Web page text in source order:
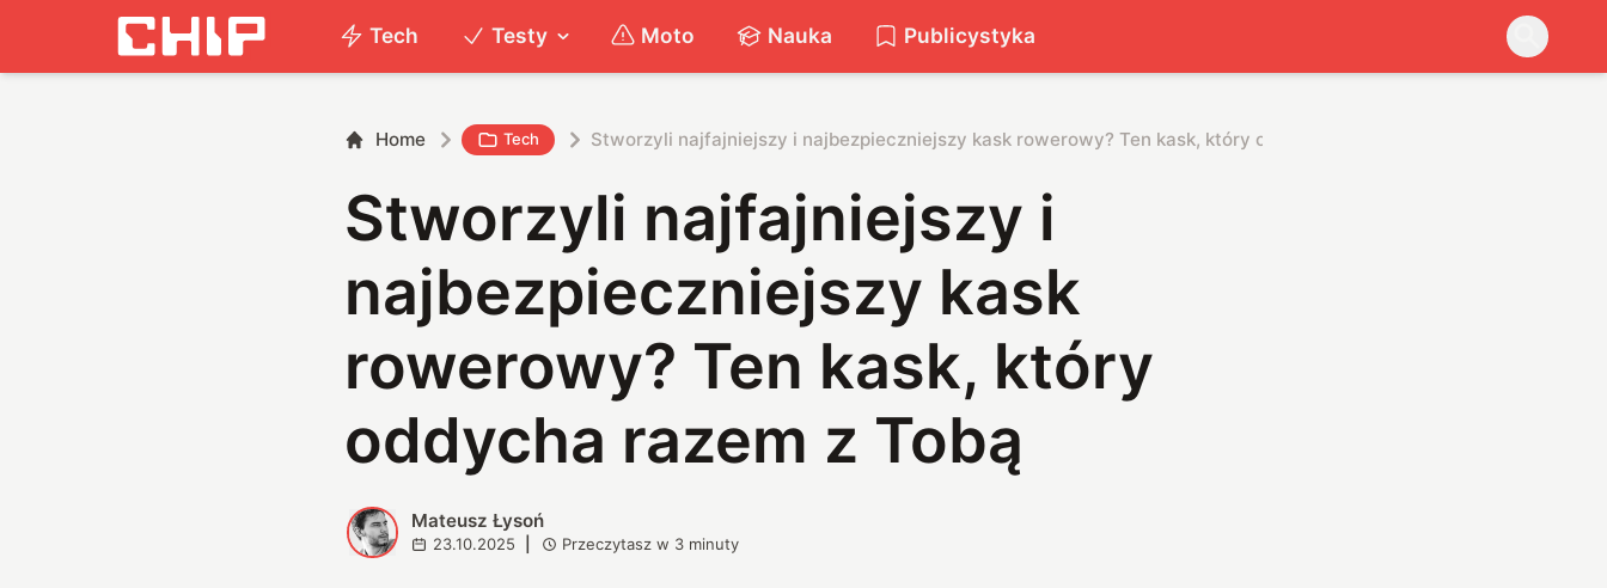
Tech Testy Moto Nauka Publicystyka
Home Tech Stworzyli najfajniejszy i najbezpieczniejszy kask rowerowy? Ten kask, który oddycha razem z Tobą
Stworzyli najfajniejszy i
najbezpieczniejszy kask
rowerowy? Ten kask, który
oddycha razem z Tobą
M Mateusz Łysoń
23.10.2025 Przeczytasz w 3 minuty